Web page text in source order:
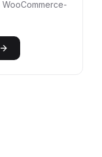
WooCommerce-